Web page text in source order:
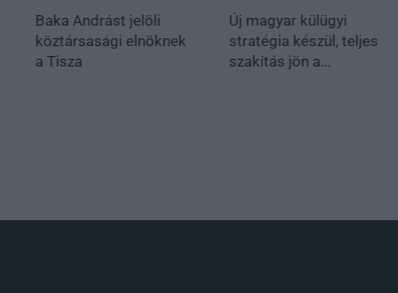
Baka Andrást jelöli
köztársasági elnöknek
a Tisza
Új magyar külügyi
stratégia készül, teljes
szakítás jön a...